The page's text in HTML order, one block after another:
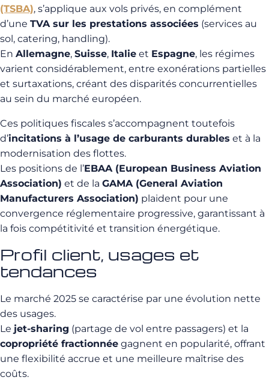
(TSBA), s’applique aux vols privés, en complément
d’une TVA sur les prestations associées (services au
sol, catering, handling).
En Allemagne, Suisse, Italie et Espagne, les régimes
varient considérablement, entre exonérations partielles
et surtaxations, créant des disparités concurrentielles
au sein du marché européen.
Ces politiques fiscales s’accompagnent toutefois
d’incitations à l’usage de carburants durables et à la
modernisation des flottes.
Les positions de l’EBAA (European Business Aviation
Association) et de la GAMA (General Aviation
Manufacturers Association) plaident pour une
convergence réglementaire progressive, garantissant à
la fois compétitivité et transition énergétique.
Profil client, usages et
tendances
Le marché 2025 se caractérise par une évolution nette
des usages.
Le jet-sharing (partage de vol entre passagers) et la
copropriété fractionnée gagnent en popularité, offrant
une flexibilité accrue et une meilleure maîtrise des
coûts.